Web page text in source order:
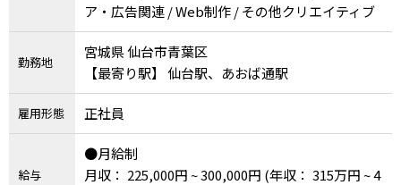
ア・広告関連 / Web制作 / その他クリエイティブ
勤務地
宮城県 仙台市青葉区
【最寄り駅】 仙台駅、あおば通駅
雇用形態 正社員
給与
●月給制
月収： 225,000円 ~ 300,000円 (年収： 315万円 ~ 4